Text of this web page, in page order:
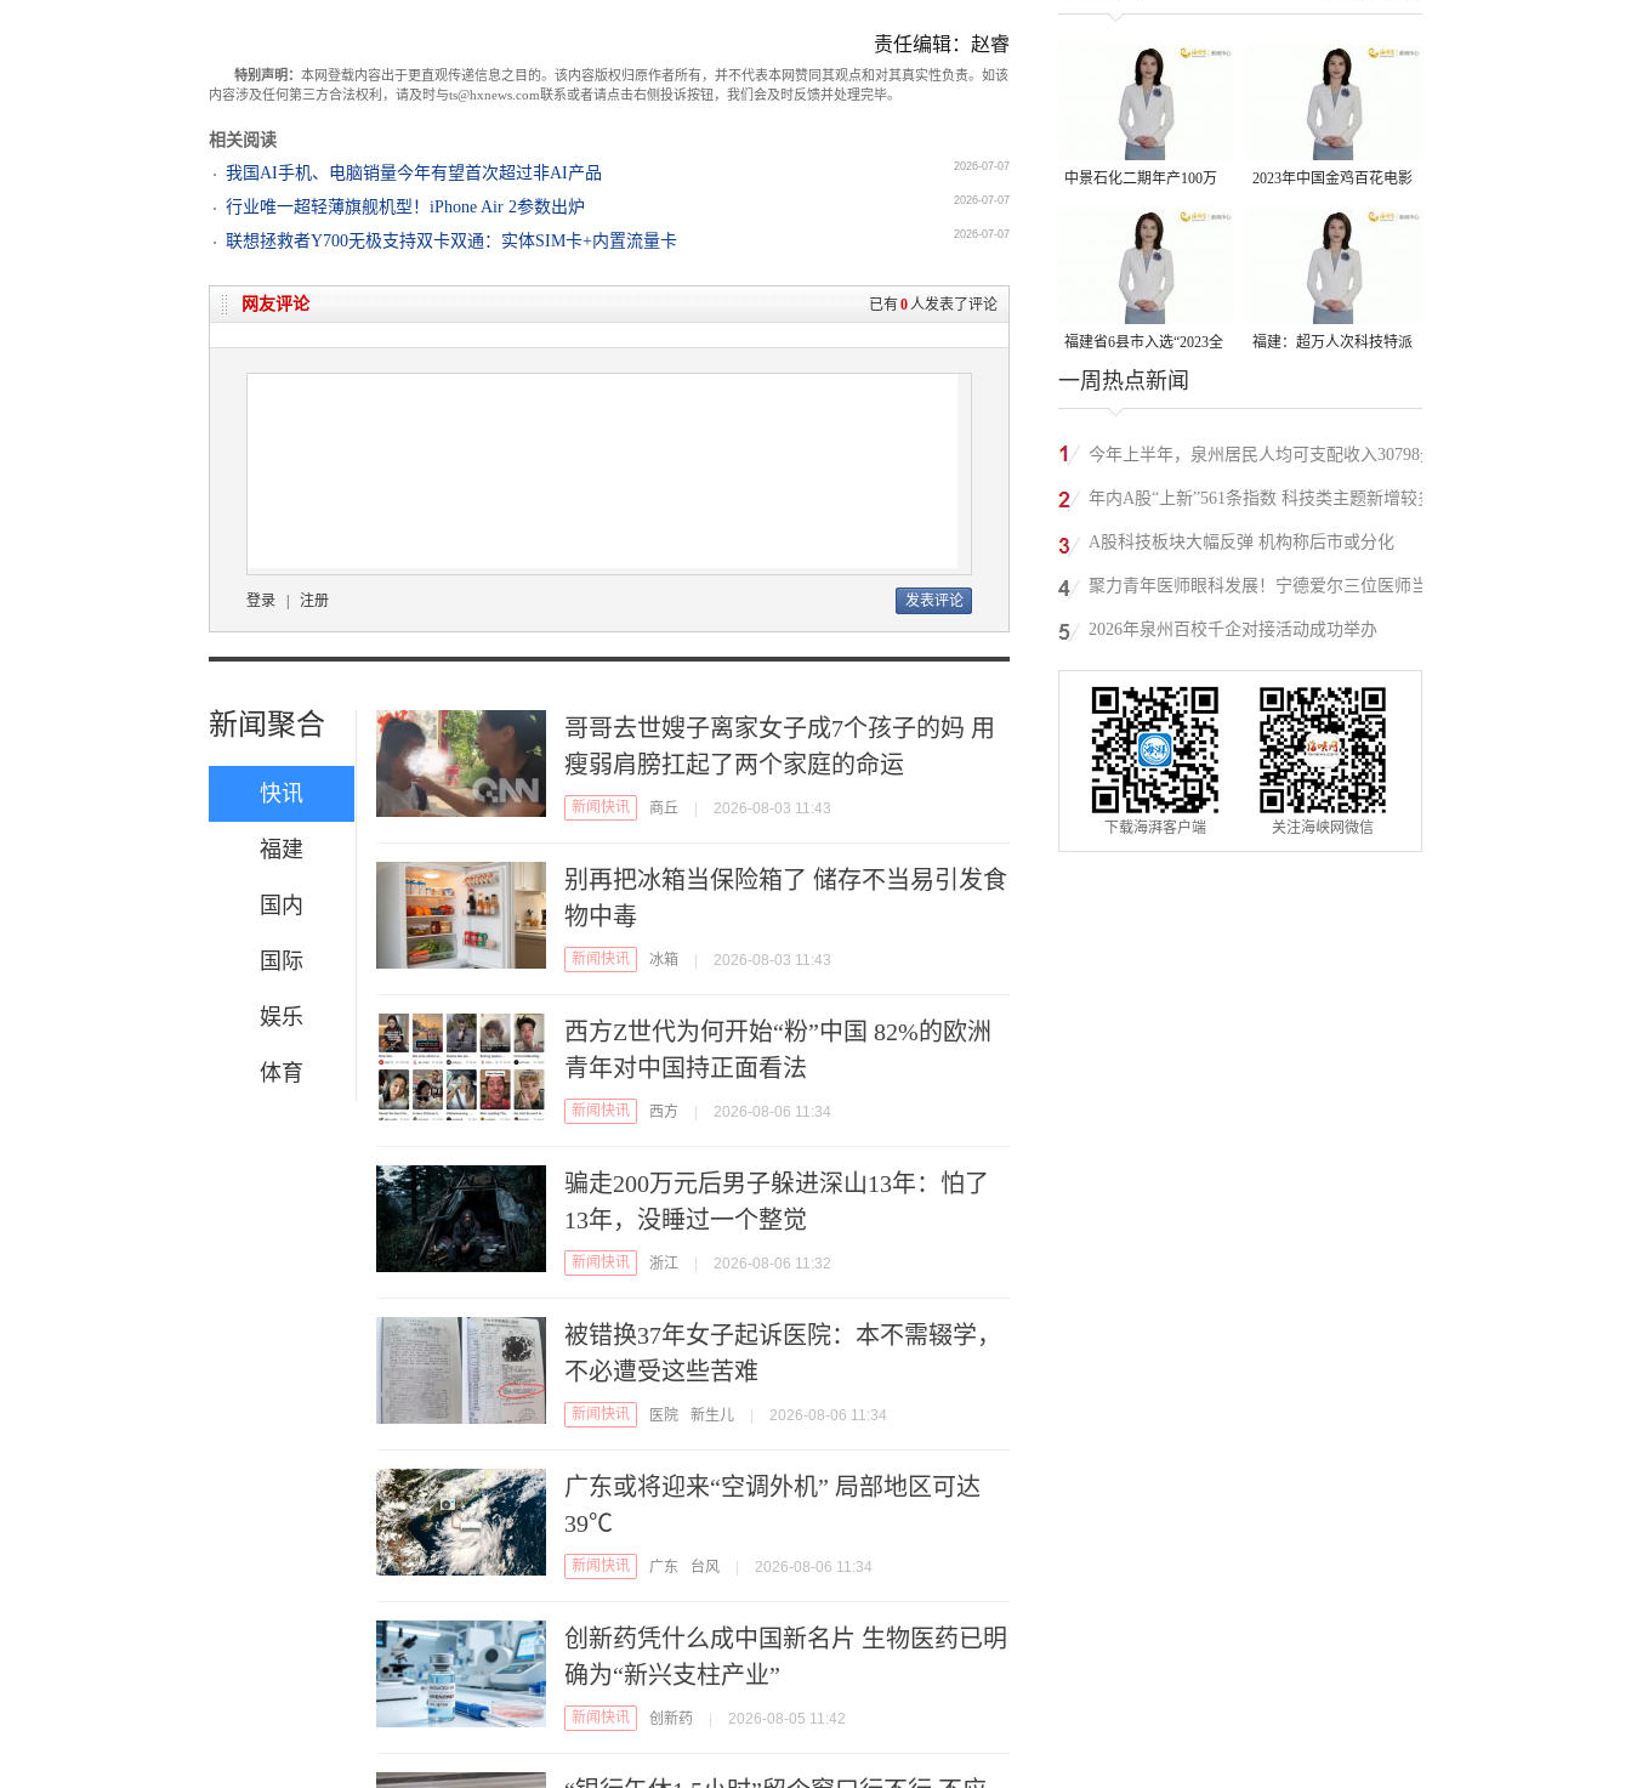
责任编辑：赵睿
特别声明： 本网登载内容出于更直观传递信息之目的。该内容版权归原作者所有，并不代表本网赞同其观点和对其真实性负责。如该
内容涉及任何第三方合法权利，请及时与ts@hxnews.com联系或者请点击右侧投诉按钮，我们会及时反馈并处理完毕。
相关阅读
我国AI手机、电脑销量今年有望首次超过非AI产品
2026-07-07
行业唯一超轻薄旗舰机型！iPhone Air 2参数出炉 2026-07-07
联想拯救者Y700无极支持双卡双通：实体SIM卡+内置流量卡 2026-07-07
已有0 人发表了评论
网友评论
登录 | 注册
新闻聚合
快讯
福建
国内
国际
娱乐
体育
哥哥去世嫂子离家女子成7个孩子的妈 用
瘦弱肩膀扛起了两个家庭的命运
新闻快讯 商丘 | 2026-08-03 11:43
别再把冰箱当保险箱了 储存不当易引发食
物中毒
新闻快讯 冰箱 | 2026-08-03 11:43
西方Z世代为何开始“粉”中国 82%的欧洲
青年对中国持正面看法
新闻快讯 西方 | 2026-08-06 11:34
骗走200万元后男子躲进深山13年：怕了
13年，没睡过一个整觉
新闻快讯 浙江 | 2026-08-06 11:32
被错换37年女子起诉医院：本不需辍学，
不必遭受这些苦难
新闻快讯 医院 新生儿 | 2026-08-06 11:34
广东或将迎来“空调外机” 局部地区可达
39℃
新闻快讯 广东 台风 | 2026-08-06 11:34
创新药凭什么成中国新名片 生物医药已明
确为“新兴支柱产业”
新闻快讯 创新药 | 2026-08-05 11:42
中景石化二期年产100万
吨丙烷脱氢项目建成中交
2023年中国金鸡百花电影
节有福电影巡展31日启动
福建省6县市入选“2023全
国县域发展潜力百强县”
福建：超万人次科技特派
一周热点新闻
今年上半年，泉州居民人均可支配收入30798元
年内A股“上新”561条指数 科技类主题新增较多
A股科技板块大幅反弹 机构称后市或分化
聚力青年医师眼科发展！宁德爱尔三位医师当
选市眼科青年学组成员
2026年泉州百校千企对接活动成功举办
下载海湃客户端 关注海峡网微信